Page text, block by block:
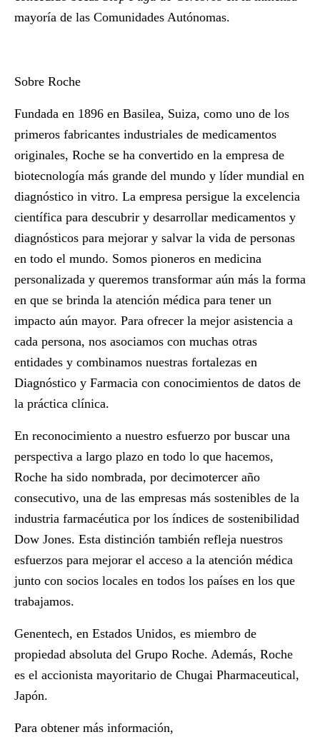
mayoría de las Comunidades Autónomas.
Sobre Roche
Fundada en 1896 en Basilea, Suiza, como uno de los
primeros fabricantes industriales de medicamentos
originales, Roche se ha convertido en la empresa de
biotecnología más grande del mundo y líder mundial en
diagnóstico in vitro. La empresa persigue la excelencia
científica para descubrir y desarrollar medicamentos y
diagnósticos para mejorar y salvar la vida de personas
en todo el mundo. Somos pioneros en medicina
personalizada y queremos transformar aún más la forma
en que se brinda la atención médica para tener un
impacto aún mayor. Para ofrecer la mejor asistencia a
cada persona, nos asociamos con muchas otras
entidades y combinamos nuestras fortalezas en
Diagnóstico y Farmacia con conocimientos de datos de
la práctica clínica.
En reconocimiento a nuestro esfuerzo por buscar una
perspectiva a largo plazo en todo lo que hacemos,
Roche ha sido nombrada, por decimotercer año
consecutivo, una de las empresas más sostenibles de la
industria farmacéutica por los índices de sostenibilidad
Dow Jones. Esta distinción también refleja nuestros
esfuerzos para mejorar el acceso a la atención médica
junto con socios locales en todos los países en los que
trabajamos.
Genentech, en Estados Unidos, es miembro de
propiedad absoluta del Grupo Roche. Además, Roche
es el accionista mayoritario de Chugai Pharmaceutical,
Japón.
Para obtener más información,